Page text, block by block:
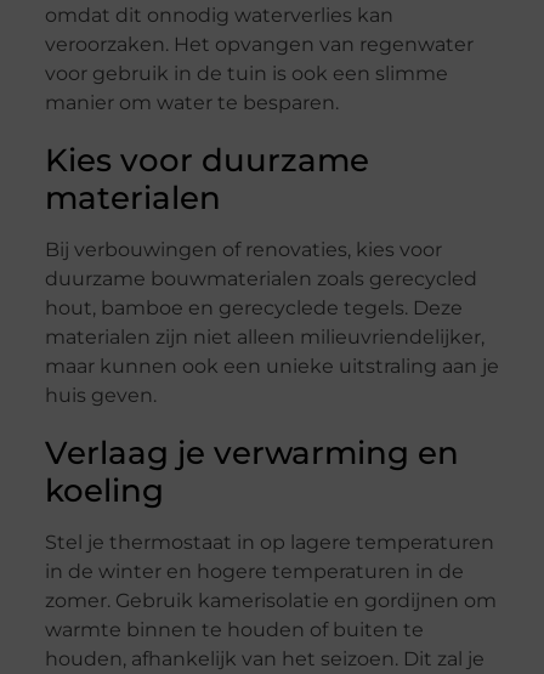
omdat dit onnodig waterverlies kan
veroorzaken. Het opvangen van regenwater
voor gebruik in de tuin is ook een slimme
manier om water te besparen.
Kies voor duurzame
materialen
Bij verbouwingen of renovaties, kies voor
duurzame bouwmaterialen zoals gerecycled
hout, bamboe en gerecyclede tegels. Deze
materialen zijn niet alleen milieuvriendelijker,
maar kunnen ook een unieke uitstraling aan je
huis geven.
Verlaag je verwarming en
koeling
Stel je thermostaat in op lagere temperaturen
in de winter en hogere temperaturen in de
zomer. Gebruik kamerisolatie en gordijnen om
warmte binnen te houden of buiten te
houden, afhankelijk van het seizoen. Dit zal je